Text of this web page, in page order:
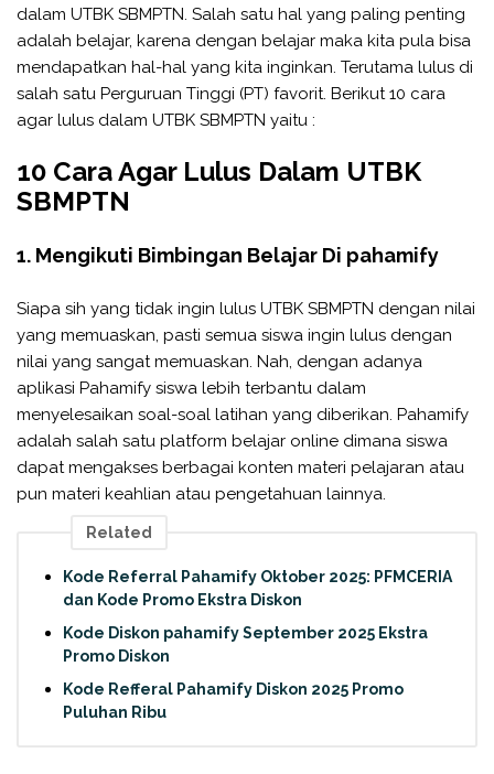
dalam UTBK SBMPTN. Salah satu hal yang paling penting
adalah belajar, karena dengan belajar maka kita pula bisa
mendapatkan hal-hal yang kita inginkan. Terutama lulus di
salah satu Perguruan Tinggi (PT) favorit. Berikut 10 cara
agar lulus dalam UTBK SBMPTN yaitu :
10 Cara Agar Lulus Dalam UTBK
SBMPTN
1. Mengikuti Bimbingan Belajar Di pahamify
Siapa sih yang tidak ingin lulus UTBK SBMPTN dengan nilai
yang memuaskan, pasti semua siswa ingin lulus dengan
nilai yang sangat memuaskan. Nah, dengan adanya
aplikasi Pahamify siswa lebih terbantu dalam
menyelesaikan soal-soal latihan yang diberikan. Pahamify
adalah salah satu platform belajar online dimana siswa
dapat mengakses berbagai konten materi pelajaran atau
pun materi keahlian atau pengetahuan lainnya.
Related
Kode Referral Pahamify Oktober 2025: PFMCERIA
dan Kode Promo Ekstra Diskon
Kode Diskon pahamify September 2025 Ekstra
Promo Diskon
Kode Refferal Pahamify Diskon 2025 Promo
Puluhan Ribu